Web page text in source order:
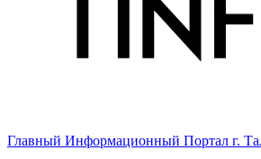
Главный Информационный Портал г.